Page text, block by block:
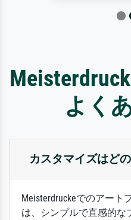
よく
カスタマイズはど
Meisterdruckeでのアート
は、シンプルで直感的な